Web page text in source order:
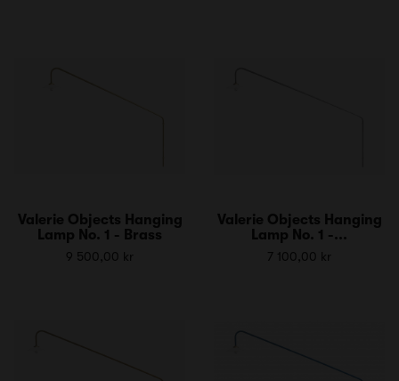
Valerie Objects Hanging
Lamp No. 1 - Brass
9 500,00 kr
Valerie Objects Hanging
Lamp No. 1 -...
7 100,00 kr